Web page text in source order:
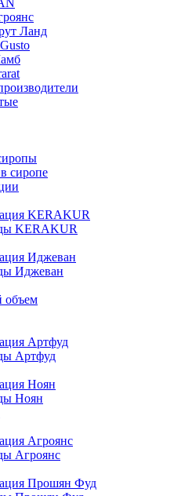
Ланд
сиропе
KERAKUR
KERAKUR
Иджеван
Иджеван
объем
Артфуд
Артфуд
Ноян
Ноян
Агроянс
Агроянс
Прошян Фуд